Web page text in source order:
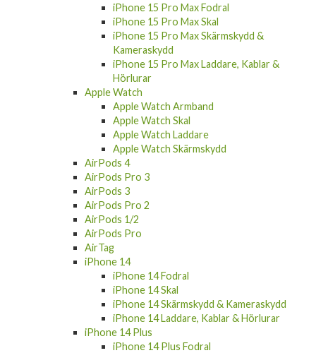
iPhone 15 Pro Max Skal
iPhone 15 Pro Max Skärmskydd &
Kameraskydd
iPhone 15 Pro Max Laddare, Kablar &
Hörlurar
Apple Watch
Apple Watch Armband
Apple Watch Skal
Apple Watch Laddare
Apple Watch Skärmskydd
AirPods 4
AirPods Pro 3
AirPods 3
AirPods Pro 2
AirPods 1/2
AirPods Pro
AirTag
iPhone 14
iPhone 14 Fodral
iPhone 14 Skal
iPhone 14 Skärmskydd & Kameraskydd
iPhone 14 Laddare, Kablar & Hörlurar
iPhone 14 Plus
iPhone 14 Plus Fodral
iPhone 14 Plus Skal